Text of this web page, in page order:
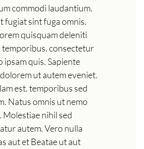
commodi laudantium.
fugiat sint fuga omnis.
quisquam deleniti
consectetur
ipsam quis. Sapiente
ut autem eveniet.
est. temporibus sed
Natus omnis ut nemo
Molestiae nihil sed
autem. Vero nulla
aut et Beatae ut aut